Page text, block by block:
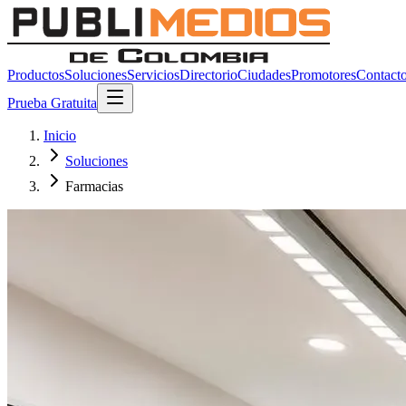
ProductosSolucionesServiciosDirectorioCiudadesPromotores
Prueba Gratuita
Inicio
Soluciones
Farmacias